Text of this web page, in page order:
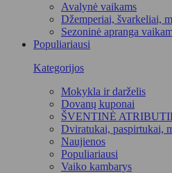
Avalynė vaikams
Džemperiai, švarkeliai,
Sezoninė apranga
Populiariausi
Kategorijos
Mokykla ir darželis
Dovanų kuponai
ŠVENTINĖ
Dviratukai, paspirtukai,
Naujienos
Populiariausi
Vaiko kambarys